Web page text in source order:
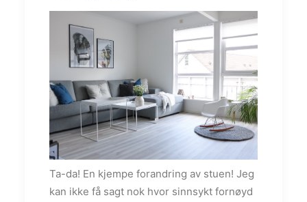
Ta-da! En kjempe forandring av stuen! Jeg
kan ikke få sagt nok hvor sinnsykt fornøyd